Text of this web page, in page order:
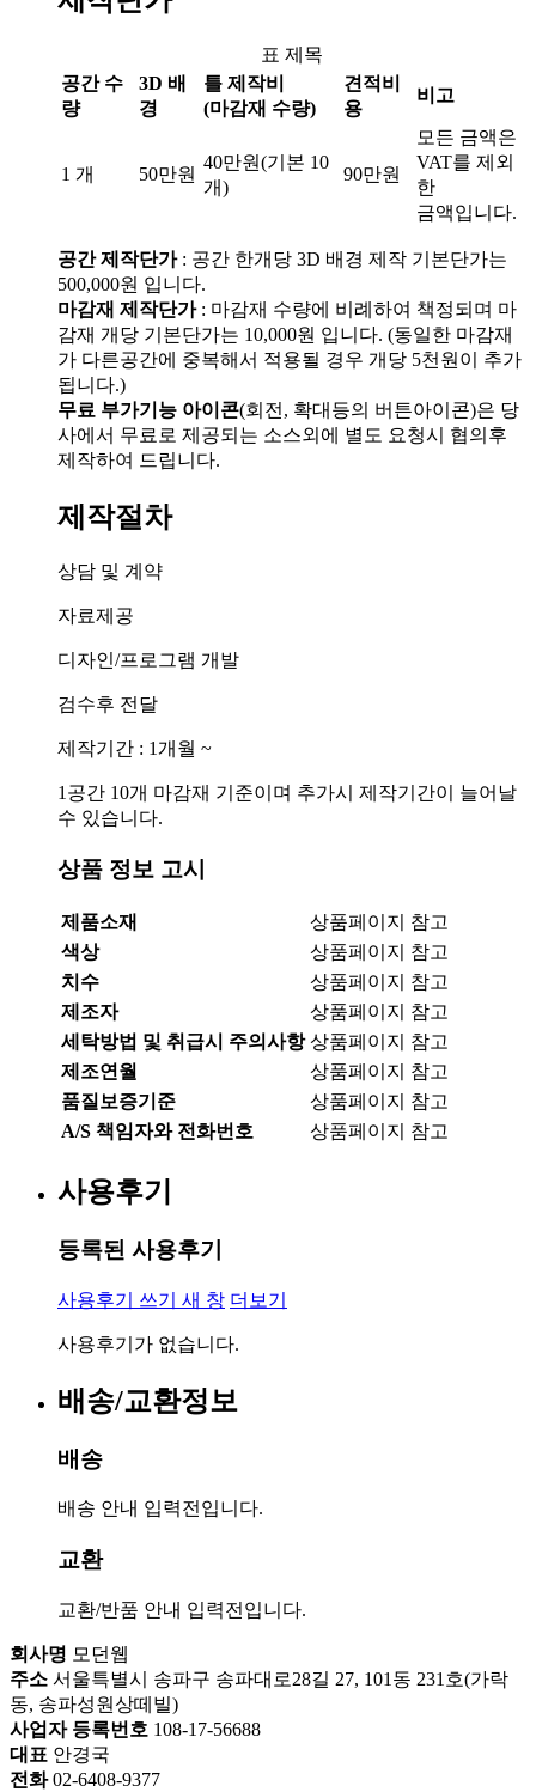
표 제목
공간 수
량
3D 배
경
틀 제작비
(마감재 수량)
견적비
용
비고
1 개 50만원
40만원(기본 10
개)
90만원
모든 금액은
VAT를 제외
한
금액입니다.
공간 제작단가: 공간 한개당 3D 배경 제작 기본단가는
500,000원 입니다.
마감재 제작단가: 마감재 수량에 비례하여 책정되며 마
감재 개당 기본단가는 10,000원 입니다. (동일한 마감재
가 다른공간에 중복해서 적용될 경우 개당 5천원이 추가
됩니다.)
무료 부가기능 아이콘(회전, 확대등의 버튼아이콘)은 당
사에서 무료로 제공되는 소스외에 별도 요청시 협의후
제작하여 드립니다.
제작절차
상담 및 계약
자료제공
디자인/프로그램 개발
검수후 전달
제작기간 : 1개월 ~
1공간 10개 마감재 기준이며 추가시 제작기간이 늘어날
수 있습니다.
상품 정보 고시
제품소재
상품페이지 참고
색상
상품페이지 참고
치수
상품페이지 참고
제조자
상품페이지 참고
세탁방법 및 취급시 주의사항 상품페이지 참고
제조연월
상품페이지 참고
품질보증기준
상품페이지 참고
A/S 책임자와 전화번호
상품페이지 참고
사용후기
등록된 사용후기
사용후기 쓰기 새 창 더보기
사용후기가 없습니다.
배송/교환정보
배송
배송 안내 입력전입니다.
교환
교환/반품 안내 입력전입니다.
회사명 모던웹
주소 서울특별시 송파구 송파대로28길 27, 101동 231호(가락
동, 송파성원상떼빌)
사업자 등록번호 108-17-56688
대표 안경국
전화02-6408-9377